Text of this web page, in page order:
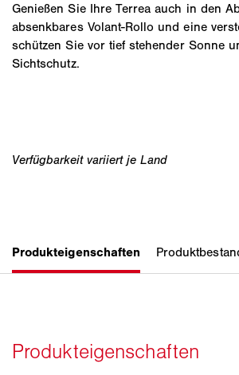
Genießen Sie Ihre Terrea auch in den
absenkbares Volant-Rollo und eine
schützen Sie vor tief stehender Sonne
Sichtschutz.